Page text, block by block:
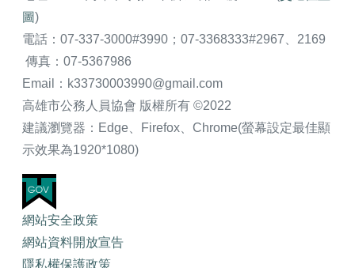
圖)
電話：07-337-3000#3990；07-3368333#2967、2169
傳真：07-5367986
Email：k33730003990@gmail.com
高雄市公務人員協會 版權所有 ©2022
建議瀏覽器：Edge、Firefox、Chrome(螢幕設定最佳顯
示效果為1920*1080)
網站安全政策
網站資料開放宣告
隱私權保護政策